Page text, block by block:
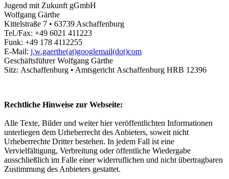
Jugend mit Zukunft gGmbH
Wolfgang Gärthe
Kittelstraße 7 • 63739 Aschaffenburg
Tel./Fax: +49 6021 411223
Funk: +49 178 4112255
E-Mail: j.w.gaerthe(at)googlemail(dot)com
Geschäftsführer Wolfgang Gärthe
Sitz: Aschaffenburg • Amtsgericht Aschaffenburg HRB 12396
Rechtliche Hinweise zur Webseite:
Alle Texte, Bilder und weiter hier veröffentlichten Informationen
unterliegen dem Urheberrecht des Anbieters, soweit nicht
Urheberrechte Dritter bestehen. In jedem Fall ist eine
Vervielfältigung, Verbreitung oder öffentliche Wiedergabe
ausschließlich im Falle einer widerruflichen und nicht übertragbaren
Zustimmung des Anbieters gestattet.